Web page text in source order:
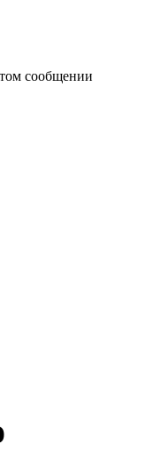
сообщении